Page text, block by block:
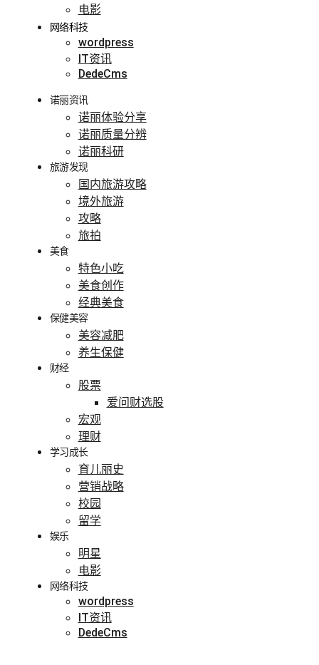
电影
网络科技
wordpress
IT资讯
DedeCms
诺丽资讯
诺丽体验分享
诺丽质量分辨
诺丽科研
旅游发现
国内旅游攻略
境外旅游
攻略
旅拍
美食
特色小吃
美食创作
经典美食
保健美容
美容减肥
养生保健
财经
股票
爱问财选股
宏观
理财
学习成长
育儿丽史
营销战略
校园
留学
娱乐
明星
电影
网络科技
wordpress
IT资讯
DedeCms